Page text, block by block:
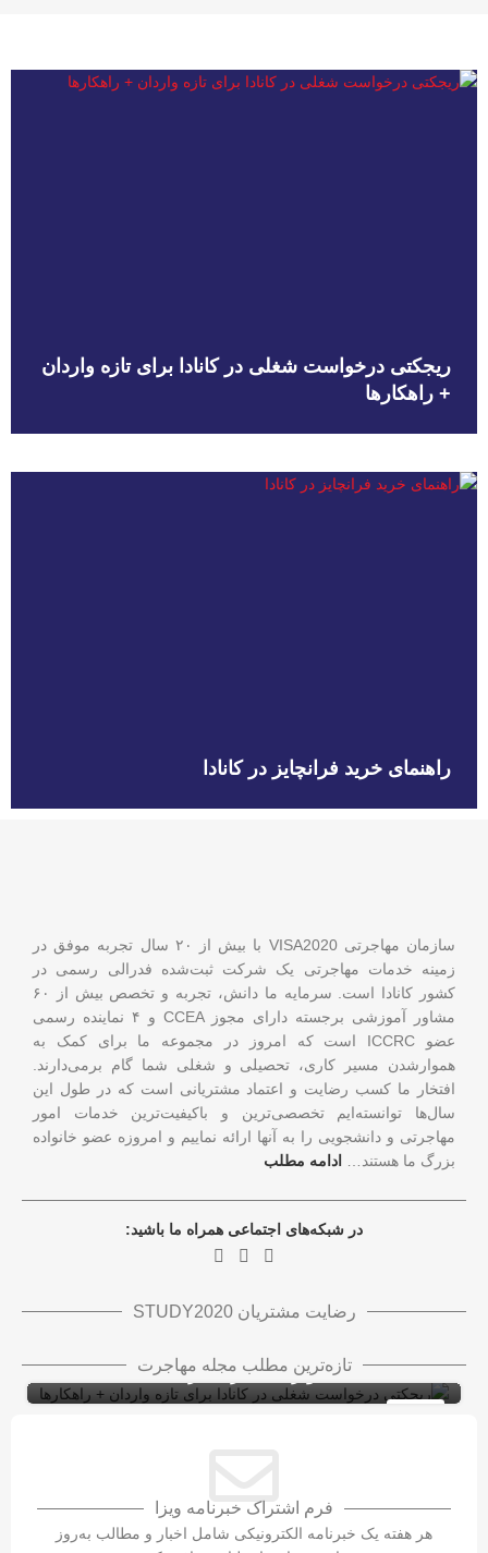
ریجکتی درخواست شغلی در کانادا برای تازه واردان
+ راهکارها
راهنمای خرید فرانچایز در کانادا
سازمان مهاجرتی VISA2020 با بیش از ۲۰ سال تجربه موفق در
زمینه خدمات مهاجرتی یک شرکت ثبت‌شده فدرالی رسمی در
کشور کانادا است. سرمایه ما دانش، تجربه و تخصص بیش از ۶۰
مشاور آموزشی برجسته دارای مجوز CCEA و ۴ نماینده رسمی
عضو ICCRC است که امروز در مجموعه ما برای کمک به
هموارشدن مسیر کاری، تحصیلی و شغلی شما گام برمی‌دارند.
افتخار ما کسب رضایت و اعتماد مشتریانی است که در طول این
سال‌ها توانسته‌ایم تخصصی‌ترین و باکیفیت‌ترین خدمات امور
مهاجرتی و دانشجویی را به آنها ارائه نماییم و امروزه عضو خانواده
بزرگ ما هستند… ادامه مطلب
در شبکه‌های اجتماعی همراه ما باشید:
رضایت مشتریان STUDY2020
ویزای کار
ویزای کاری کانادا با LMIA
تازه‌ترین مطلب مجله مهاجرت
واردان + راهکارها
فرم اشتراک خبرنامه ویزا
هر هفته یک خبرنامه الکترونیکی شامل اخبار و مطالب به‌روز